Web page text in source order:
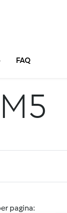
FAQ
pagina: